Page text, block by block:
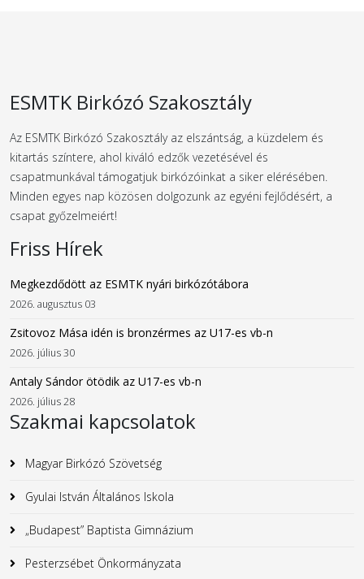
ESMTK Birkózó Szakosztály
Az ESMTK Birkózó Szakosztály az elszántság, a küzdelem és
kitartás színtere, ahol kiváló edzők vezetésével és
csapatmunkával támogatjuk birkózóinkat a siker elérésében.
Minden egyes nap közösen dolgozunk az egyéni fejlődésért, a
csapat győzelmeiért!
Friss Hírek
Megkezdődött az ESMTK nyári birkózótábora
2026. augusztus 03
Zsitovoz Mása idén is bronzérmes az U17-es vb-n
2026. július 30
Antaly Sándor ötödik az U17-es vb-n
2026. július 28
Szakmai kapcsolatok
Magyar Birkózó Szövetség
Gyulai István Általános Iskola
„Budapest” Baptista Gimnázium
Pesterzsébet Önkormányzata